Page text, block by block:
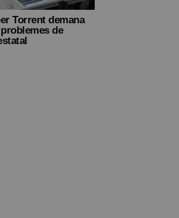
Torrent demana
de